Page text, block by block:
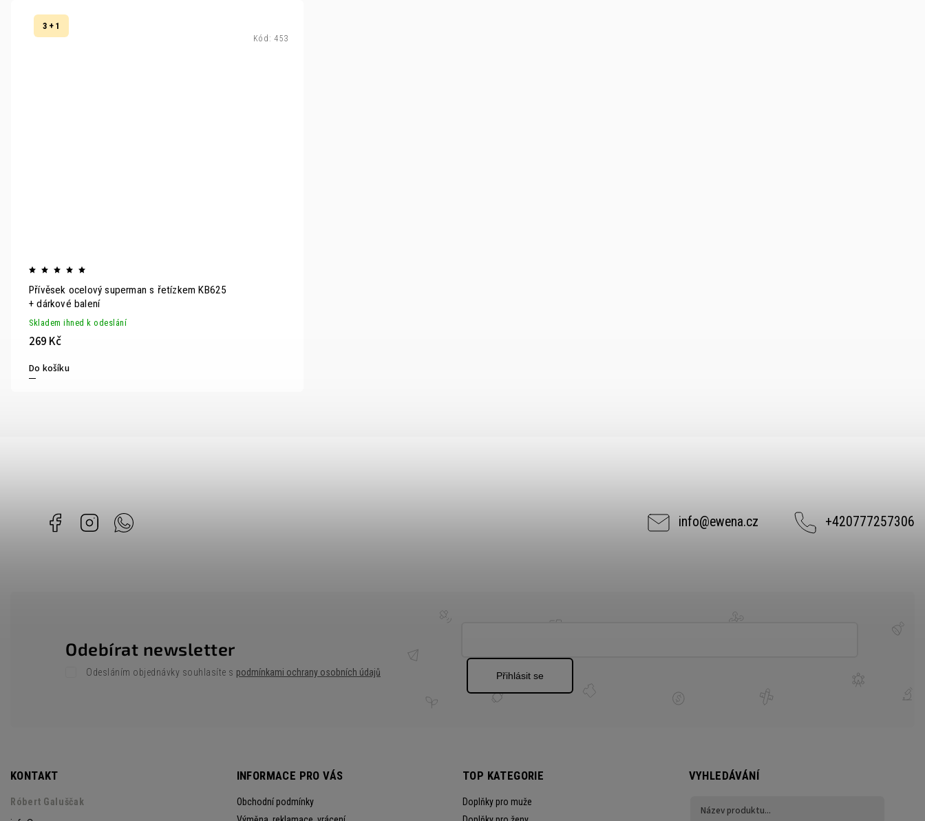
3 + 1
Přívěsek ocelový superman s řetízkem KB625
+ dárkové balení
Skladem ihned k odeslání
269 Kč
Do košíku
Kód: 453
Facebook Instagram info@ewena.cz +420777257306
KONTAKT
Róbert Galuščak
INFORMACE PRO VÁS
Obchodní podmínky
Odebírat newsletter
Odesláním objednávky souhlasíte s podmínkami ochrany osobních údajů Přihlásit se
TOP KATEGORIE
Doplňky pro muže
VYHLEDÁVÁNÍ